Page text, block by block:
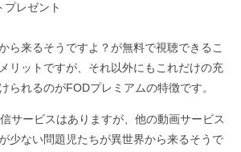
レゼント
ら来るそうですよ？が無料で視聴できるこ
リットですが、それ以外にもこれだけの充
られるのがFODプレミアムの特徴です。
サービスはありますが、他の動画サービス
少ない問題児たちが異世界から来るそうで